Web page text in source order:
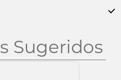
Sugeridos